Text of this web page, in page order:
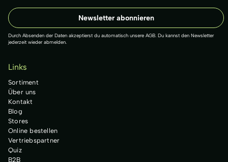
Durch Absenden der Daten akzeptierst du automatisch unsere AGB. Du kannst den Newsletter
jederzeit wieder abmelden.
Links
Sortiment
Über uns
Kontakt
Blog
Stores
Online bestellen
Vertriebspartner
Quiz
B2B